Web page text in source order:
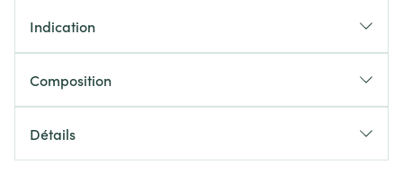
Indication
Composition
Détails